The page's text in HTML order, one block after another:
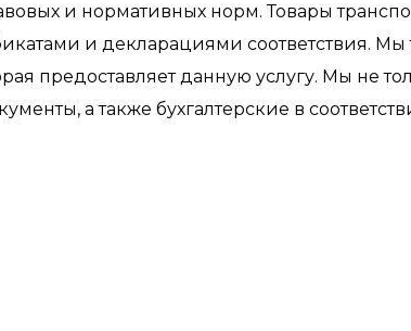
и нормативных норм. Товары
и декларациями соответствия.
предоставляет данную услугу. Мы
а также бухгалтерские в